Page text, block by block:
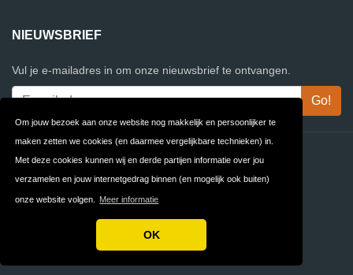
Om jouw bezoek aan onze website nog makkelijk en persoonlijker te
maken zetten we cookies (en daarmee vergelijkbare technieken) in.
Met deze cookies kunnen wij en derde partijen informatie over jou
verzamelen en jouw internetgedrag binnen (en mogelijk ook buiten)
onze website volgen. Meer informatie
OK
NIEUWSBRIEF
Vul je e-mailadres in om onze nieuwsbrief te ontvangen.
Contact Privacy
Algemene FAQ
Copyright © 2026 VergelijkArchitecten